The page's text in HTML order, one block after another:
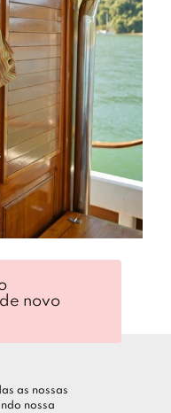
e zíper
as nossas
nossa
novo